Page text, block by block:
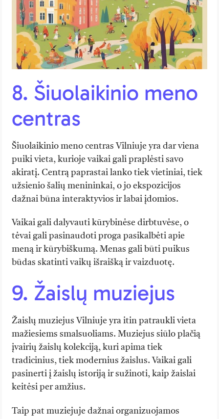
8. Šiuolaikinio meno
centras
Šiuolaikinio meno centras Vilniuje yra dar viena
puiki vieta, kurioje vaikai gali praplėsti savo
akiratį. Centrą paprastai lanko tiek vietiniai, tiek
užsienio šalių menininkai, o jo ekspozicijos
dažnai būna interaktyvios ir labai įdomios.
Vaikai gali dalyvauti kūrybinėse dirbtuvėse, o
tėvai gali pasinaudoti proga pasikalbėti apie
meną ir kūrybiškumą. Menas gali būti puikus
būdas skatinti vaikų išraišką ir vaizduotę.
9. Žaislų muziejus
Žaislų muziejus Vilniuje yra itin patraukli vieta
mažiesiems smalsuoliams. Muziejus siūlo plačią
įvairių žaislų kolekciją, kuri apima tiek
tradicinius, tiek modernius žaislus. Vaikai gali
pasinerti į žaislų istoriją ir sužinoti, kaip žaislai
keitėsi per amžius.
Taip pat muziejuje dažnai organizuojamos